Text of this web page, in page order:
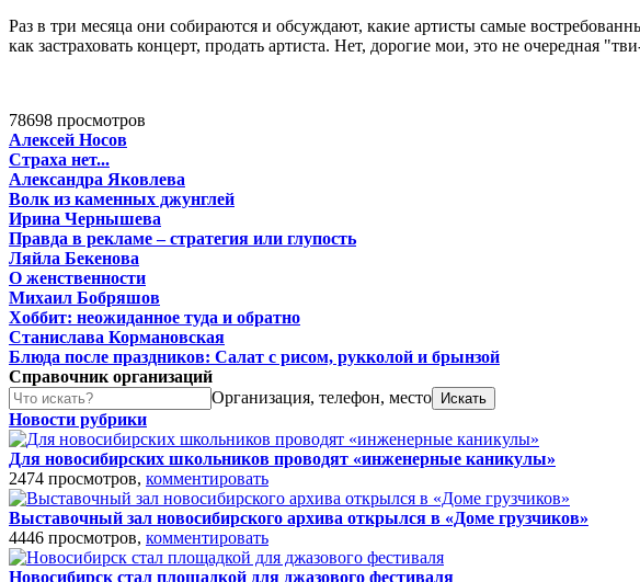
Раз в три месяца они собираются и обсуждают, какие артисты самые
как застраховать концерт, продать артиста. Нет, дорогие мои, это не очередная
78698 просмотров
Алексей Носов
Страха нет...
Александра Яковлева
Волк из каменных джунглей
Ирина Чернышева
Правда в рекламе – стратегия или глупость
Ляйла Бекенова
О женственности
Михаил Бобряшов
Хоббит: неожиданное туда и обратно
Станислава Кормановская
Блюда после праздников: Салат с рисом, рукколой и брынзой
Справочник организаций
Организация, телефон, место
Новости рубрики
Для новосибирских школьников проводят «инженерные каникулы»
2474 просмотров, комментировать
Выставочный зал новосибирского архива открылся в «Доме грузчиков»
4446 просмотров, комментировать
Новосибирск стал площадкой для джазового фестиваля